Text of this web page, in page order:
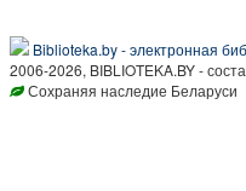
Biblioteka.by - электронная
2006-2026, BIBLIOTEKA.BY -
Сохраняя наследие Беларуси